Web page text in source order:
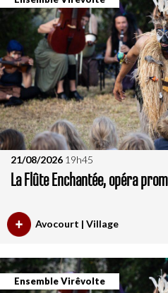
21/08/2026 19h45
La Flûte Enchantée, opéra
Avocourt | Village
Ensemble Virêvolte